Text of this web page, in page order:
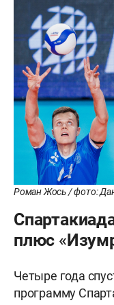
Роман Жось / фото:
плюс
Четыре года
программу